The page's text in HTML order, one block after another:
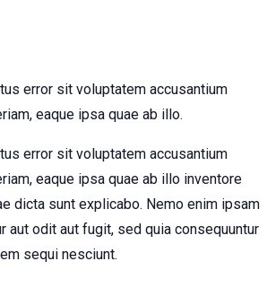
error sit voluptatem accusantium
eaque ipsa quae ab illo.
error sit voluptatem accusantium
eaque ipsa quae ab illo inventore
dicta sunt explicabo. Nemo enim ipsam
odit aut fugit, sed quia consequuntur
sequi nesciunt.